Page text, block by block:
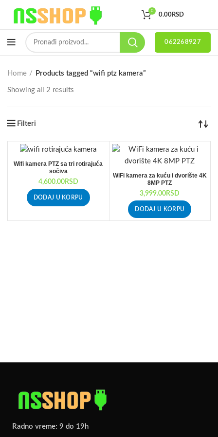
0
0.00RSD
062268927
Home Products tagged “wifi ptz kamera”
Showing all 2 results
Filteri
Wifi kamera PTZ sa tri rotirajuća
sočiva
4,600.00RSD
DODAJ U KORPU
WiFi kamera za kuću i dvorište 4K
8MP PTZ
3,999.00RSD
DODAJ U KORPU
Radno vreme: 9 do 19h